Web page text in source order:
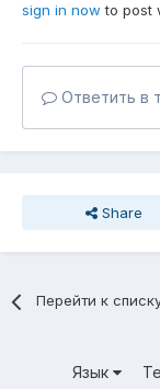
sign in now to post
Ответить в
Share
Перейти к
Язык